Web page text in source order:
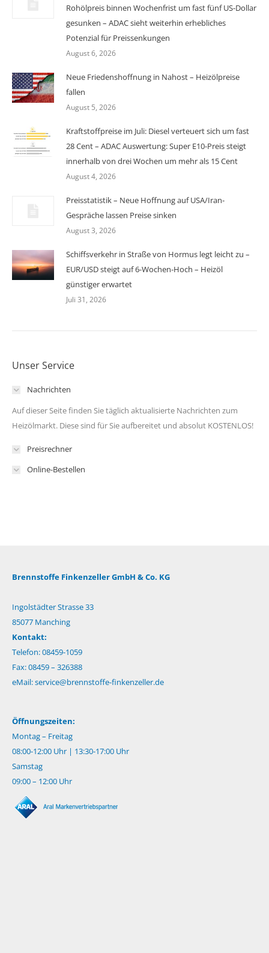
Rohölpreis binnen Wochenfrist um fast fünf US-Dollar
gesunken – ADAC sieht weiterhin erhebliches
Potenzial für Preissenkungen
August 6, 2026
Neue Friedenshoffnung in Nahost – Heizölpreise
fallen
August 5, 2026
Kraftstoffpreise im Juli: Diesel verteuert sich um fast
28 Cent – ADAC Auswertung: Super E10-Preis steigt
innerhalb von drei Wochen um mehr als 15 Cent
August 4, 2026
Preisstatistik – Neue Hoffnung auf USA/Iran-
Gespräche lassen Preise sinken
August 3, 2026
Schiffsverkehr in Straße von Hormus legt leicht zu –
EUR/USD steigt auf 6-Wochen-Hoch – Heizöl
günstiger erwartet
Juli 31, 2026
Unser Service
Nachrichten
Auf dieser Seite finden Sie täglich aktualisierte Nachrichten zum
Heizölmarkt. Diese sind für Sie aufbereitet und absolut KOSTENLOS!
Preisrechner
Online-Bestellen
Brennstoffe Finkenzeller GmbH & Co. KG
Ingolstädter Strasse 33
85077 Manching
Kontakt:
Telefon: 08459-1059
Fax: 08459 – 326388
eMail:service@brennstoffe-finkenzeller.de
Öffnungszeiten:
Montag – Freitag
08:00-12:00 Uhr | 13:30-17:00 Uhr
Samstag
09:00 – 12:00 Uhr